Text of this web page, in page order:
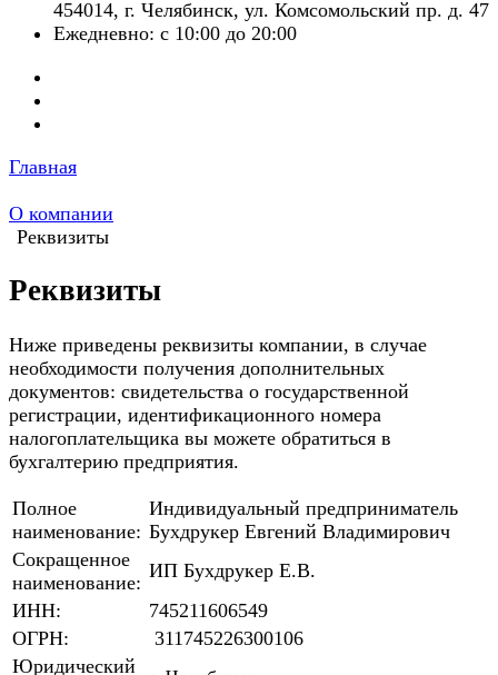
454014, г. Челябинск, ул. Комсомольский пр. д. 47
Ежедневно: с 10:00 до 20:00
Главная
О компании
Реквизиты
Реквизиты
Ниже приведены реквизиты компании, в случае
необходимости получения дополнительных
документов: свидетельства о государственной
регистрации, идентификационного номера
налогоплательщика вы можете обратиться в
бухгалтерию предприятия.
Полное
наименование:
Индивидуальный предприниматель
Бухдрукер Евгений Владимирович
Сокращенное
наименование:
ИП Бухдрукер Е.В.
ИНН:
745211606549
ОГРН:
311745226300106
Юридический